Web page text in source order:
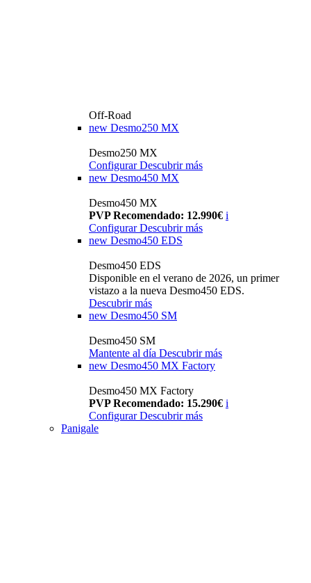
Off-Road
new Desmo250 MX
Desmo250 MX
Configurar Descubrir más
new Desmo450 MX
Desmo450 MX
PVP Recomendado: 12.990€ i
Configurar Descubrir más
new Desmo450 EDS
Desmo450 EDS
Disponible en el verano de 2026, un primer
vistazo a la nueva Desmo450 EDS.
Descubrir más
new Desmo450 SM
Desmo450 SM
Mantente al día Descubrir más
new Desmo450 MX Factory
Desmo450 MX Factory
PVP Recomendado: 15.290€ i
Configurar Descubrir más
Panigale